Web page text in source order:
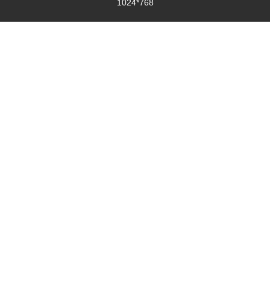
1024*768